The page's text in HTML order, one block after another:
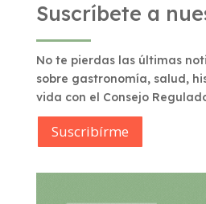
Suscríbete a
No te pierdas las últimas
sobre gastronomía, salud,
vida con el Consejo
Suscribírme